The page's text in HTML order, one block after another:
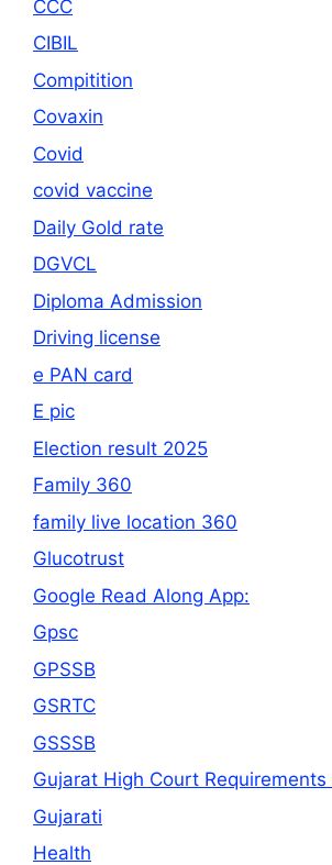
CCC
CIBIL
Compitition
Covaxin
Covid
covid vaccine
Daily Gold rate
DGVCL
Diploma Admission
Driving license
e PAN card
E pic
Election result 2025
Family 360
family live location 360
Glucotrust
Google Read Along App:
Gpsc
GPSSB
GSRTC
GSSSB
Gujarat High Court
Gujarati
Health